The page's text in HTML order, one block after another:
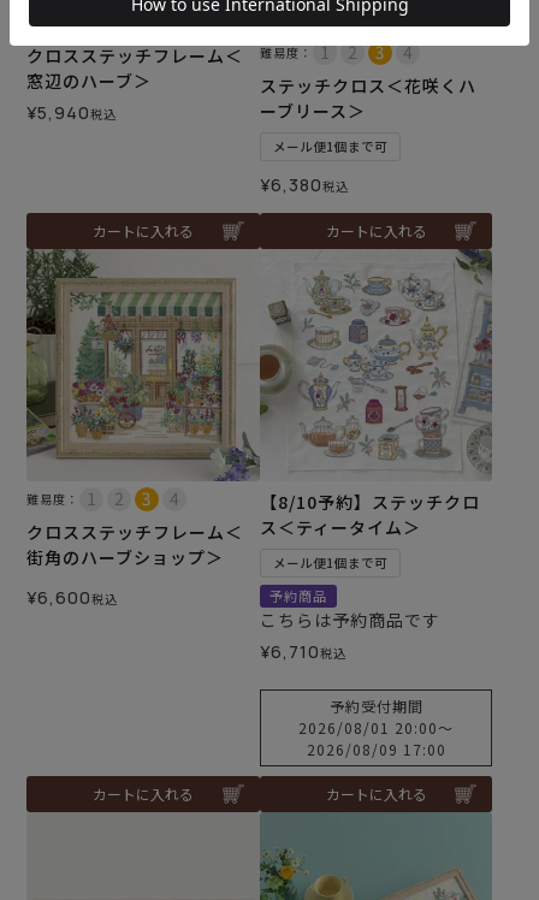
クロスステッチフレーム＜
窓辺のハーブ＞
¥5,940税込
カートに入れる
難易度：
ステッチクロス＜花咲くハ
ーブリース＞
メール便1個まで可
¥6,380税込
カートに入れる
難易度：
クロスステッチフレーム＜
街角のハーブショップ＞
¥6,600税込
カートに入れる
【8/10予約】ステッチクロ
ス＜ティータイム＞
メール便1個まで可
予約商品
こちらは予約商品です
¥6,710税込
予約受付期間
2026/08/01 20:00〜
2026/08/09 17:00
カートに入れる